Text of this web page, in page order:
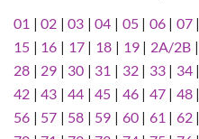
01 |02 |03 |04 | 05| 06| 07|
15 | 16 | 17| 18 | 19| 2A/2B|
28 | 29 | 30 | 31 | 32| 33| 34|
42 |43 |44 |45 | 46| 47| 48|
56 | 57 | 58 | 59 | 60| 61 | 62|